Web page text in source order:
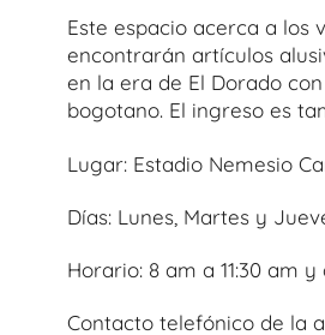
Este espacio acerca a los
encontrarán artículos
en la era de El Dorado
bogotano. El ingreso es
Lugar: Estadio Nemesio
Días: Lunes, Martes y
Horario: 8 am a 11:30 am
Contacto telefónico de la